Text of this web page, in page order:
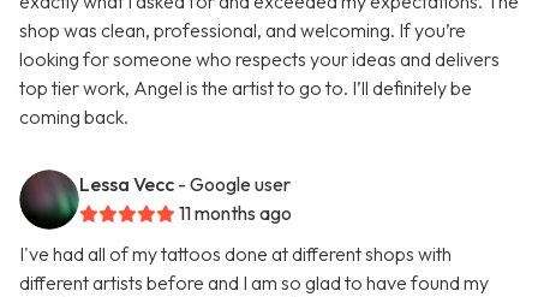
shop was clean, professional, and welcoming. If you’re
looking for someone who respects your ideas and delivers
top tier work, Angel is the artist to go to. I’ll definitely be
coming back.
Lessa Vecc - Google user
11 months ago
I've had all of my tattoos done at different shops with
different artists before and I am so glad to have found my